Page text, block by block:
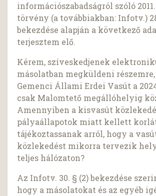
információszabadságról szóló
törvény (a továbbiakban: Infotv.)
bekezdése alapján a következő
terjesztem elő.
Kérem, szíveskedjenek
másolatban megküldeni
Gemenci Állami Erdei Vasút a
csak Malomtető megállóhelyig
Amennyiben a kisvasút
pályaállapotok miatt kellett
tájékoztassanak arról, hogy a
közlekedést mikorra tervezik
teljes hálózaton?
Az Infotv. 30. § (2) bekezdése
hogy a másolatokat és az egyéb